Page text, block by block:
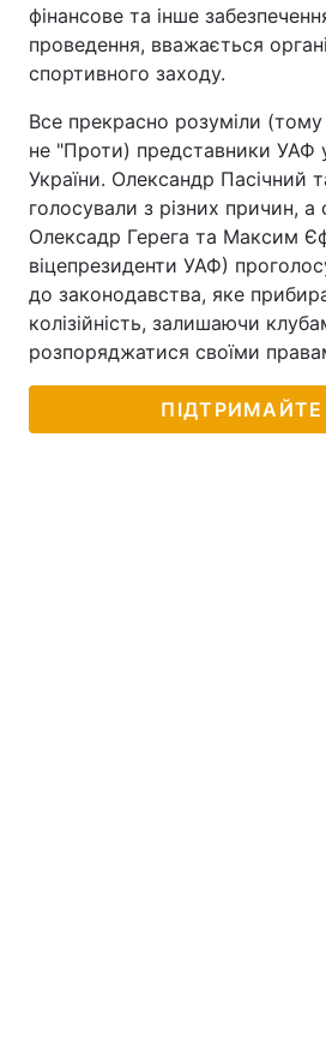
фінансове та інше
проведення, вважається
спортивного заходу.
Все прекрасно розуміли
не "Проти) представники УАФ
України. Олександр Пасічний
голосували з різних причин, а
Олексадр Герега та Максим
віцепрезиденти УАФ)
до законодавства, яке
колізійність, залишаючи
розпоряджатися своїми